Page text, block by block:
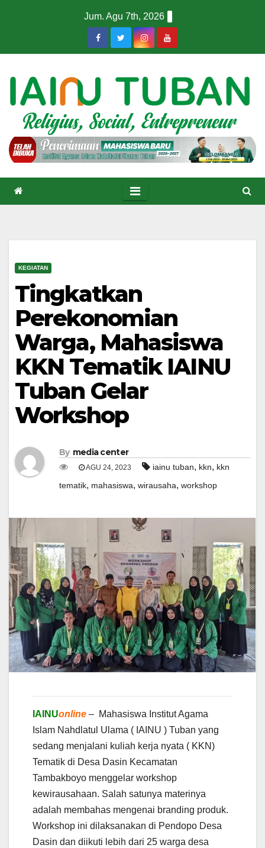
Jum. Agu 7th, 2026
KEGIATAN
Tingkatkan
Perekonomian
Warga, Mahasiswa
KKN Tematik IAINU
Tuban Gelar
Workshop
By media center
AGU 24, 2023 iainu tuban, kkn, kkn
tematik, mahasiswa, wirausaha, workshop
IAINUonline – Mahasiswa Institut Agama
Islam Nahdlatul Ulama ( IAINU ) Tuban yang
sedang menjalani kuliah kerja nyata ( KKN)
Tematik di Desa Dasin Kecamatan
Tambakboyo menggelar workshop
kewirausahaan. Salah satunya materinya
adalah membahas mengenai branding produk.
Workshop ini dilaksanakan di Pendopo Desa
Dasin dan diikuti lebih dari 25 warga desa